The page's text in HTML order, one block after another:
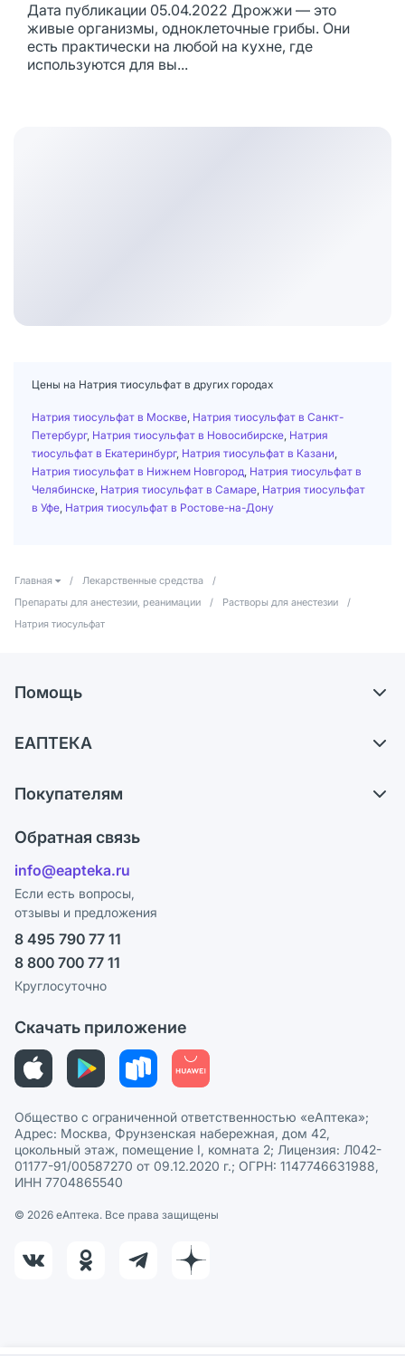
Дата публикации 05.04.2022 Дрожжи — это
живые организмы, одноклеточные грибы. Они
есть практически на любой на кухне, где
используются для вы...
Цены на Натрия тиосульфат в других городах
Натрия тиосульфат в Москве Натрия тиосульфат в Санкт-
Петербург, Натрия тиосульфат в Новосибирске Натрия
тиосульфат в Екатеринбург, Натрия тиосульфат в Казани
Натрия тиосульфат в Нижнем Новгород Натрия тиосульфат в
Челябинске Натрия тиосульфат в Самаре Натрия тиосульфат
в Уфе Натрия тиосульфат в Ростове-на-Дону
Главная / Лекарственные средства
/
Препараты для анестезии, реанимации
/ Растворы для анестезии
/
Натрия тиосульфат
Помощь
Обмен и возврат
Блог
ЕАПТЕКА
Карьера
Поставщики
Лицензия
Реклама на сайте
Ваши товары на ЕАПТЕКЕ
СМИ о нас
Покупателям
Программа СберСпасибо
Политика конфиденциальности
Пользовательское соглашение
Политика рекомендаций
Политика в отношении обработки персональных данных
Обратная связь
info@eapteka.ru
Если есть вопросы,
отзывы и предложения
8 495 790 77 11
8 800 700 77 11
Круглосуточно
Скачать приложение
Общество с ограниченной ответственностью «еАптека»;
Адрес: Москва, Фрунзенская набережная, дом 42,
цокольный этаж, помещение I, комната 2; Лицензия: Л042-
01177-91/00587270 от 09.12.2020 г.; ОГРН: 1147746631988,
ИНН 7704865540
© 2026 eАптека. Все права защищены